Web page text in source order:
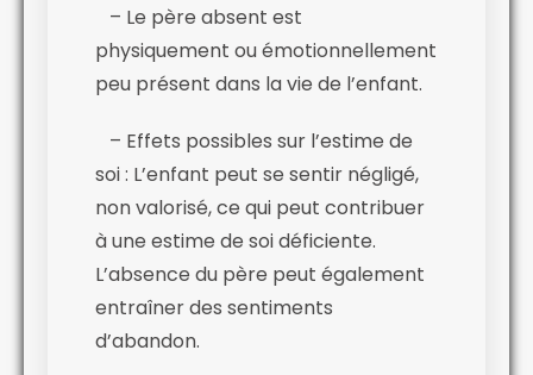
– Le père absent est
physiquement ou émotionnellement
peu présent dans la vie de l’enfant.
– Effets possibles sur l’estime de
soi : L’enfant peut se sentir négligé,
non valorisé, ce qui peut contribuer
à une estime de soi déficiente.
L’absence du père peut également
entraîner des sentiments
d’abandon.